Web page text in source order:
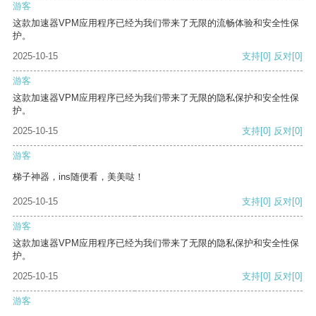
游客
这款加速器VPM应用程序已经为我们带来了无限的流畅体验和安全性保
护。
2025-10-15
支持[0] 反对[0]
游客
这款加速器VPM应用程序已经为我们带来了无限的隐私保护和安全性保
护。
2025-10-15
支持[0] 反对[0]
游客
梯子神器，ins随便看，美美哒！
2025-10-15 支持[0] 反对[0]
游客
这款加速器VPM应用程序已经为我们带来了无限的隐私保护和安全性保
护。
2025-10-15
支持[0] 反对[0]
游客